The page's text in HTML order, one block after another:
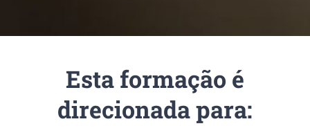
Esta formação é
direcionada para: